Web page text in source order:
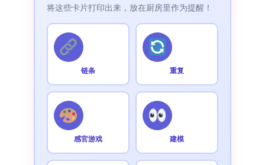
将这些卡片打印出来，放在厨房里作为提醒！
链条 重复
感官游戏 建模